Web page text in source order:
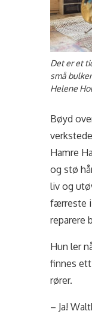
Det er et
små
Helene
Bøyd
Hamre
og stø
liv og
færreste i
reparere
Hun ler
finnes
rører.
– Ja!